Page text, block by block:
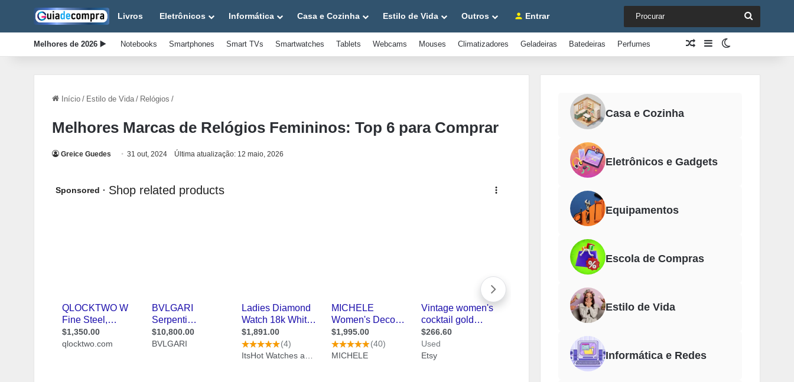
Livros Eletrônicos Informática Casa e Cozinha Estilo de Vida Outros Entrar
Melhores de 2026 ▶️ Notebooks Smartphones Smart TVs Smartwatches Tablets Webcams Mouses Climatizadores Geladeiras Batedeiras Perfumes Artigo aleatório
Barra Lateral
Início / Estilo de Vida / Relógios /
Melhores Marcas de Relógios Femininos: Top 6 para Comprar
Greice Guedes 31 out, 2024 Última atualização: 12 maio, 2026
Casa e Cozinha
Eletrônicos e Gadgets
Equipamentos
Escola de Compras
Estilo de Vida
Informática e Redes